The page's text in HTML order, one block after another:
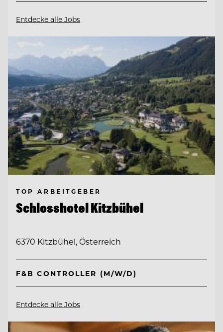
Entdecke alle Jobs
TOP ARBEITGEBER
Schlosshotel Kitzbühel
6370 Kitzbühel, Österreich
F&B CONTROLLER (M/W/D)
Entdecke alle Jobs